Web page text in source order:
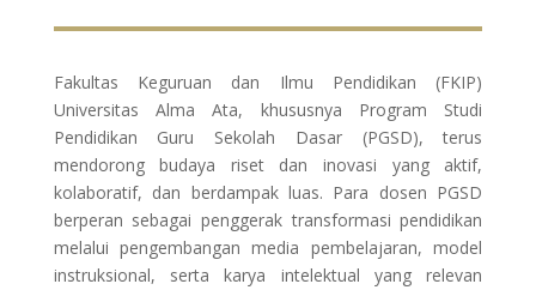
Fakultas Keguruan dan Ilmu Pendidikan (FKIP)
Universitas Alma Ata, khususnya Program Studi
Pendidikan Guru Sekolah Dasar (PGSD), terus
mendorong budaya riset dan inovasi yang aktif,
kolaboratif, dan berdampak luas. Para dosen PGSD
berperan sebagai penggerak transformasi pendidikan
melalui pengembangan media pembelajaran, model
instruksional, serta karya intelektual yang relevan